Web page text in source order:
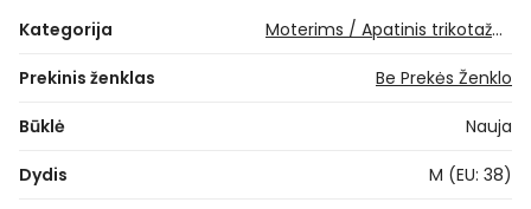
Kategorija Moterims / Apatinis trikotažas / Kelnaitės
Prekinis ženklas Be Prekės Ženklo
Būklė Nauja
Dydis M (EU: 38)